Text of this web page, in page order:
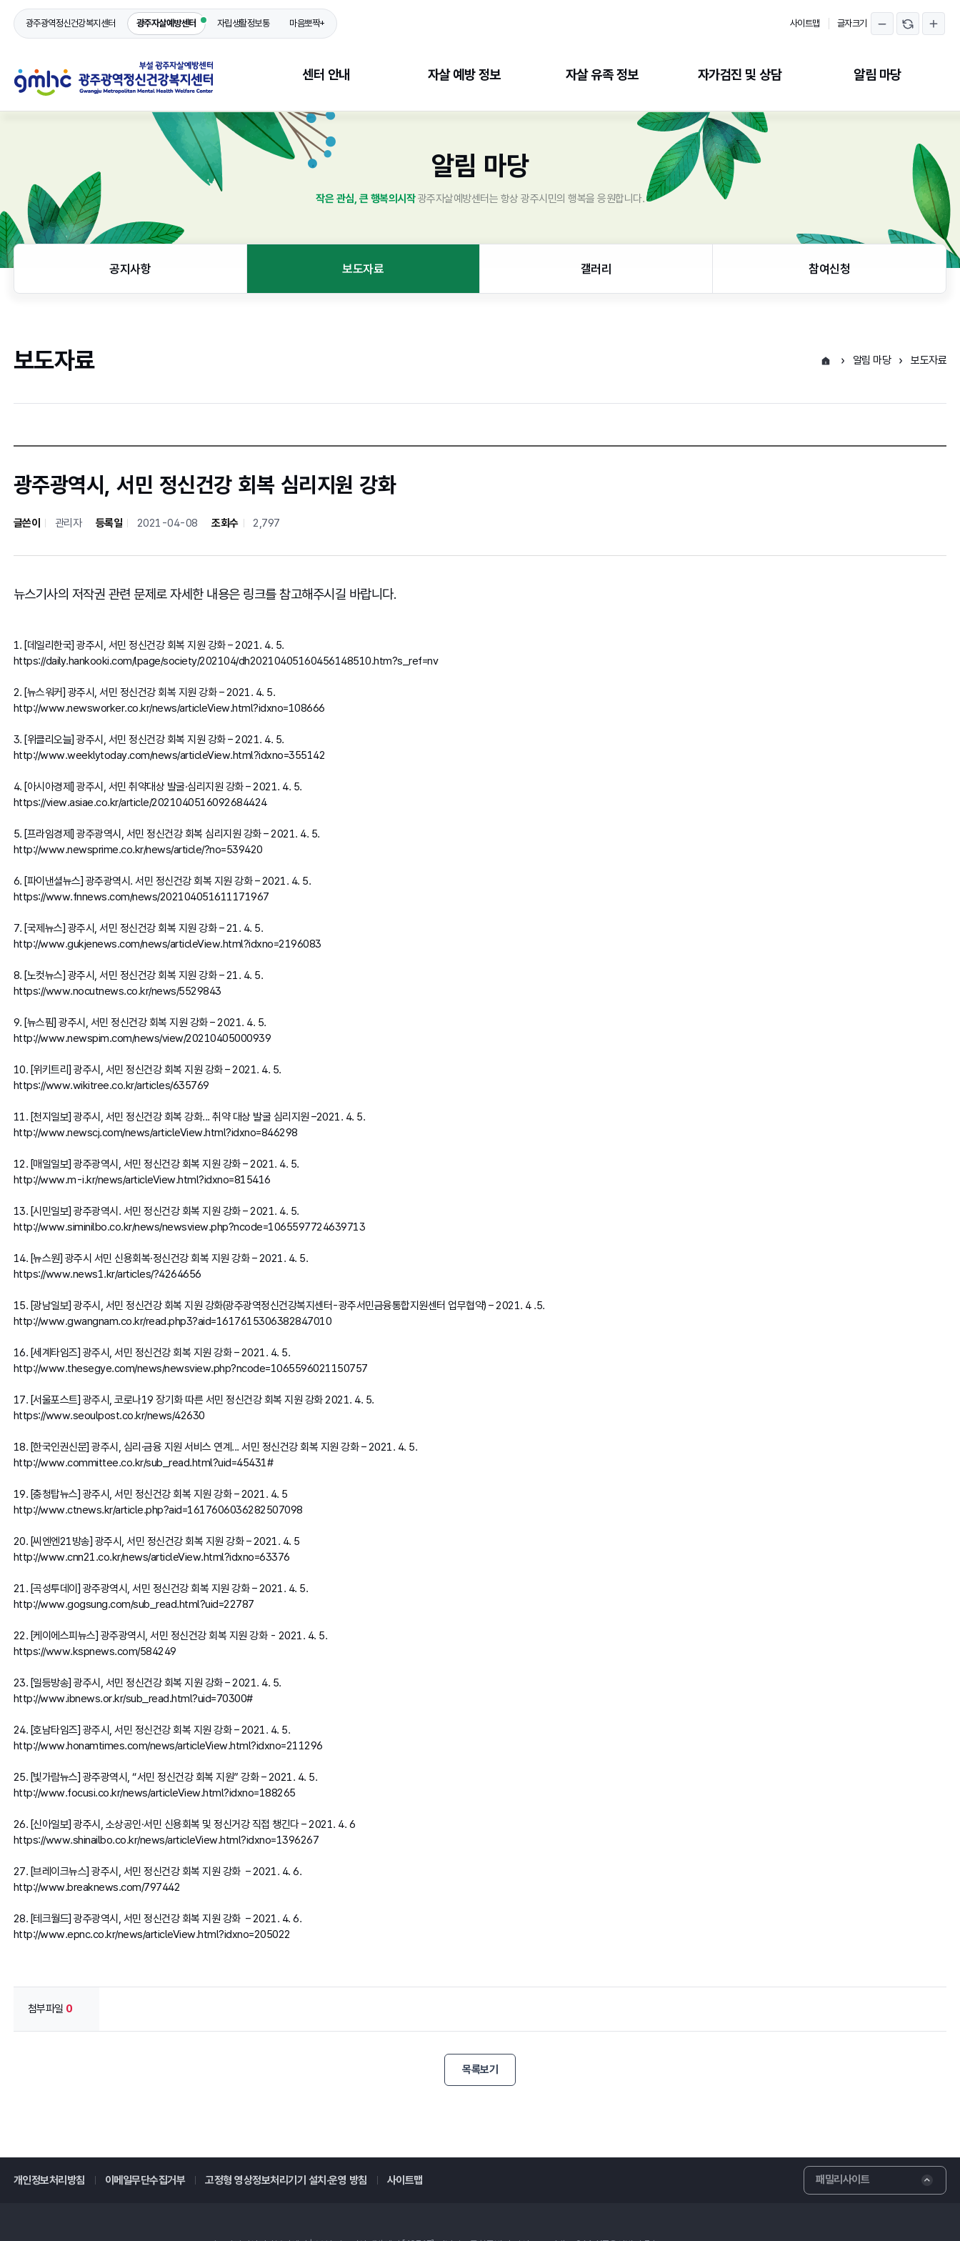
광주광역정신건강복지센터 광주자살예방센터 자립생활정보통 마음뽀짝+ 사이트맵 글자크기
센터 안내
조직도
추진전략
사업안내
자살 예방 정보
자살위험신호
도움방법
자살 유족 정보
자조모임
자가검진 및 상담
자가검진
온라인상담
알림 마당
알림 마당
작은 관심, 큰 행복의시작광주자살예방센터는 항상 광주시민의 행복을 응원합니다.
공지사항 보도자료 갤러리 참여신청
보도자료 알림 마당 보도자료
광주광역시, 서민 정신건강 회복 심리지원 강화
글쓴이 관리자 등록일 2021-04-08 조회수 2,797
뉴스기사의 저작권 관련 문제로 자세한 내용은 링크를 참고해주시길 바랍니다 .
1. [데일리한국] 광주시, 서민 정신건강 회복 지원 강화 – 2021. 4. 5.
https://daily.hankooki.com/lpage/society/202104/dh20210405160456148510.htm?s_ref=nv
2. [뉴스워커] 광주시, 서민 정신건강 회복 지원 강화 – 2021. 4. 5.
http://www.newsworker.co.kr/news/articleView.html?idxno=108666
3. [위클리오늘] 광주시, 서민 정신건강 회복 지원 강화 – 2021. 4. 5.
http://www.weeklytoday.com/news/articleView.html?idxno=355142
4. [아시아경제] 광주시, 서민 취약대상 발굴·심리지원 강화 – 2021. 4. 5.
https://view.asiae.co.kr/article/2021040516092684424
5. [프라임경제] 광주광역시, 서민 정신건강 회복 심리지원 강화 – 2021. 4. 5.
http://www.newsprime.co.kr/news/article/?no=539420
6. [파이낸셜뉴스] 광주광역시. 서민 정신건강 회복 지원 강화 – 2021. 4. 5.
https://www.fnnews.com/news/202104051611171967
7. [국제뉴스] 광주시, 서민 정신건강 회복 지원 강화 – 21. 4. 5.
http://www.gukjenews.com/news/articleView.html?idxno=2196083
8. [노컷뉴스] 광주시, 서민 정신건강 회복 지원 강화 – 21. 4. 5.
https://www.nocutnews.co.kr/news/5529843
9. [뉴스핌] 광주시, 서민 정신건강 회복 지원 강화 – 2021. 4. 5.
http://www.newspim.com/news/view/20210405000939
10. [위키트리] 광주시, 서민 정신건강 회복 지원 강화 – 2021. 4. 5.
https://www.wikitree.co.kr/articles/635769
11. [천지일보] 광주시, 서민 정신건강 회복 강화... 취약 대상 발굴 심리지원 –2021. 4. 5.
http://www.newscj.com/news/articleView.html?idxno=846298
12. [매일일보] 광주광역시, 서민 정신건강 회복 지원 강화 – 2021. 4. 5.
http://www.m-i.kr/news/articleView.html?idxno=815416
13. [시민일보] 광주광역시. 서민 정신건강 회복 지원 강화 – 2021. 4. 5.
http://www.siminilbo.co.kr/news/newsview.php?ncode=1065597724639713
14. [뉴스원] 광주시 서민 신용회복·정신건강 회복 지원 강화 – 2021. 4. 5.
https://www.news1.kr/articles/?4264656
15. [광남일보] 광주시, 서민 정신건강 회복 지원 강화(광주광역정신건강복지센터-광주서민금융통합지원센터 업무협약) – 2021. 4 .5.
http://www.gwangnam.co.kr/read.php3?aid=1617615306382847010
16. [세계타임즈] 광주시, 서민 정신건강 회복 지원 강화 – 2021. 4. 5.
http://www.thesegye.com/news/newsview.php?ncode=1065596021150757
17. [서울포스트] 광주시, 코로나19 장기화 따른 서민 정신건강 회복 지원 강화 2021. 4. 5.
https://www.seoulpost.co.kr/news/42630
18. [한국인권신문] 광주시, 심리·금융 지원 서비스 연계... 서민 정신건강 회복 지원 강화 – 2021. 4. 5.
http://www.committee.co.kr/sub_read.html?uid=45431 #
19. [충청탑뉴스] 광주시, 서민 정신건강 회복 지원 강화 – 2021. 4. 5
http://www.ctnews.kr/article.php?aid=1617606036282507098
20. [씨엔엔21방송] 광주시, 서민 정신건강 회복 지원 강화 – 2021. 4. 5
http://www.cnn21.co.kr/news/articleView.html?idxno=63376
21. [곡성투데이] 광주광역시, 서민 정신건강 회복 지원 강화 – 2021. 4. 5.
http://www.gogsung.com/sub_read.html?uid=22787
22. [케이에스피뉴스] 광주광역시, 서민 정신건강 회복 지원 강화 - 2021. 4. 5.
https://www.kspnews.com/584249
23. [일등방송] 광주시, 서민 정신건강 회복 지원 강화 – 2021. 4. 5.
http://www.ibnews.or.kr/sub_read.html?uid=70300#
24. [호남타임즈] 광주시, 서민 정신건강 회복 지원 강화 – 2021. 4. 5.
http://www.honamtimes.com/news/articleView.html?idxno=211296
25. [빛가람뉴스] 광주광역시, “서민 정신건강 회복 지원” 강화 – 2021. 4. 5.
http://www.focusi.co.kr/news/articleView.html?idxno=188265
26. [신아일보] 광주시, 소상공인·서민 신용회복 및 정신거강 직접 챙긴다 – 2021. 4. 6
https://www.shinailbo.co.kr/news/articleView.html?idxno=1396267
27. [브레이크뉴스] 광주시, 서민 정신건강 회복 지원 강화 – 2021. 4. 6.
http://www.breaknews.com/797442
28. [테크월드] 광주광역시, 서민 정신건강 회복 지원 강화 – 2021. 4. 6.
http://www.epnc.co.kr/news/articleView.html?idxno=205022
첨부파일 0
목록보기
개인정보처리방침 이메일무단수집거부 고정형 영상정보처리기기 설치·운영 방침 사이트맵 패밀리사이트